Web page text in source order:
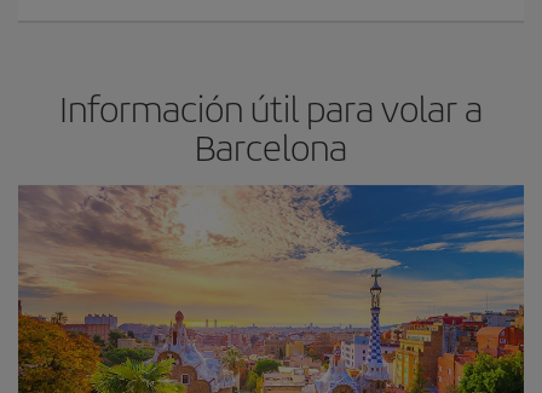
Información útil para volar a
Barcelona